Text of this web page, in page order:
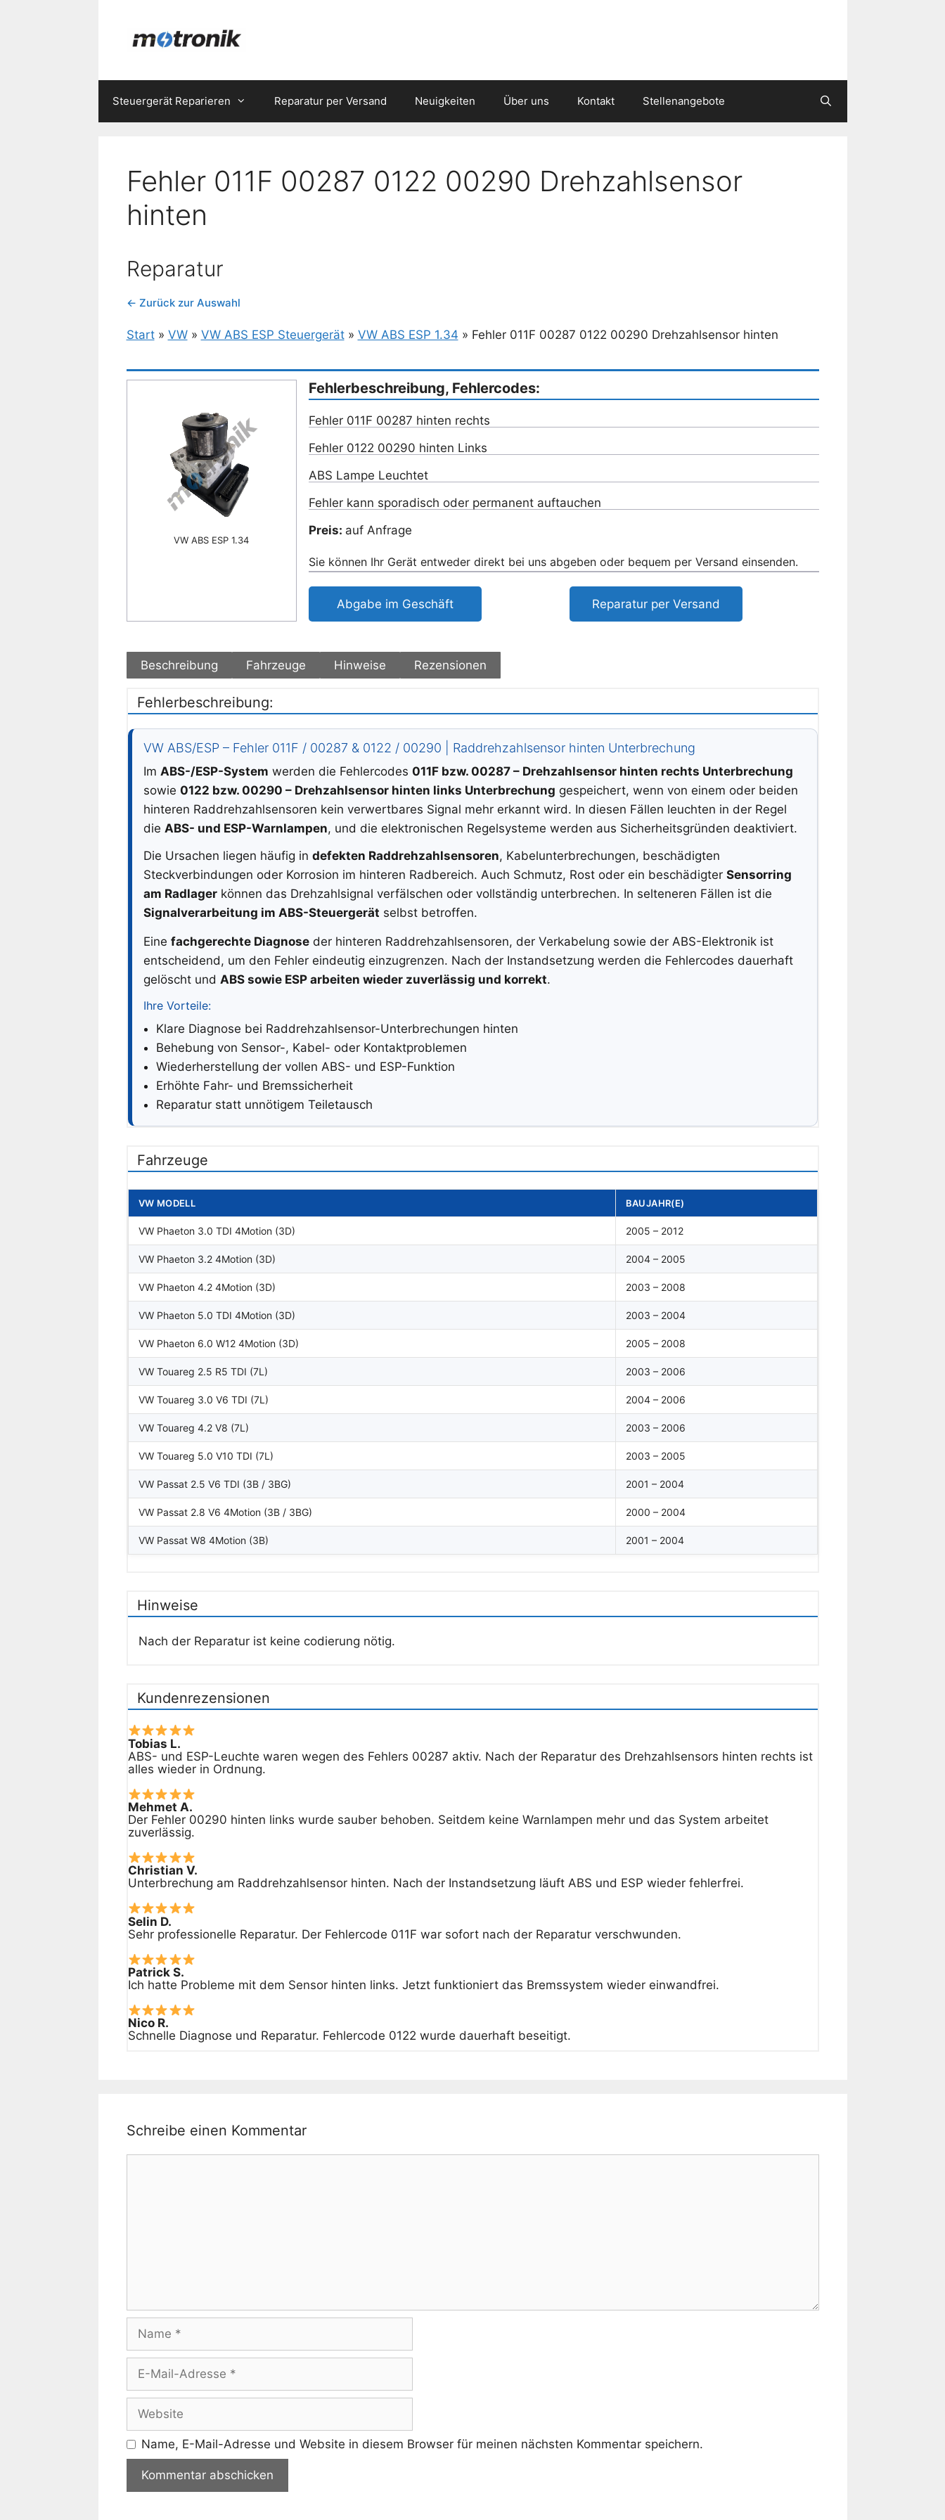
Steuergerät Reparieren Reparatur per Versand Neuigkeiten Über uns Kontakt Stellenangebote
Fehler 011F 00287 0122 00290 Drehzahlsensor
hinten
Reparatur
← Zurück zur Auswahl
Start» VW» VW ABS ESP Steuergerät» VW ABS ESP 1.34 » Fehler 011F 00287 0122 00290 Drehzahlsensor hinten
VW ABS ESP 1.34
Fehlerbeschreibung, Fehlercodes:
Fehler 011F 00287 hinten rechts
Fehler 0122 00290 hinten Links
ABS Lampe Leuchtet
Fehler kann sporadisch oder permanent auftauchen
Preis: auf Anfrage
Sie können Ihr Gerät entweder direkt bei uns abgeben oder bequem per Versand einsenden.
Abgabe im Geschäft Reparatur per Versand
Beschreibung Fahrzeuge Hinweise Rezensionen
Fehlerbeschreibung:
VW ABS/ESP – Fehler 011F / 00287 & 0122 / 00290 | Raddrehzahlsensor hinten Unterbrechung
Im ABS-/ESP-System werden die Fehlercodes 011F bzw. 00287 – Drehzahlsensor hinten rechts Unterbrechung
sowie 0122 bzw. 00290 – Drehzahlsensor hinten links Unterbrechung gespeichert, wenn von einem oder beiden
hinteren Raddrehzahlsensoren kein verwertbares Signal mehr erkannt wird. In diesen Fällen leuchten in der Regel
die ABS- und ESP-Warnlampen, und die elektronischen Regelsysteme werden aus Sicherheitsgründen deaktiviert.
Die Ursachen liegen häufig in defekten Raddrehzahlsensoren, Kabelunterbrechungen, beschädigten
Steckverbindungen oder Korrosion im hinteren Radbereich. Auch Schmutz, Rost oder ein beschädigter Sensorring
am Radlagerkönnen das Drehzahlsignal verfälschen oder vollständig unterbrechen. In selteneren Fällen ist die
Signalverarbeitung im ABS-Steuergerät selbst betroffen.
Eine fachgerechte Diagnoseder hinteren Raddrehzahlsensoren, der Verkabelung sowie der ABS-Elektronik ist
entscheidend, um den Fehler eindeutig einzugrenzen. Nach der Instandsetzung werden die Fehlercodes dauerhaft
gelöscht und ABS sowie ESP arbeiten wieder zuverlässig und korrekt.
Ihre Vorteile:
Klare Diagnose bei Raddrehzahlsensor-Unterbrechungen hinten
Behebung von Sensor-, Kabel- oder Kontaktproblemen
Wiederherstellung der vollen ABS- und ESP-Funktion
Erhöhte Fahr- und Bremssicherheit
Reparatur statt unnötigem Teiletausch
Fahrzeuge
VW MODELL BAUJAHR(E)
VW Phaeton 3.0 TDI 4Motion (3D) 2005 – 2012
VW Phaeton 3.2 4Motion (3D) 2004 – 2005
VW Phaeton 4.2 4Motion (3D) 2003 – 2008
VW Phaeton 5.0 TDI 4Motion (3D) 2003 – 2004
VW Phaeton 6.0 W12 4Motion (3D) 2005 – 2008
VW Touareg 2.5 R5 TDI (7L) 2003 – 2006
VW Touareg 3.0 V6 TDI (7L) 2004 – 2006
VW Touareg 4.2 V8 (7L) 2003 – 2006
VW Touareg 5.0 V10 TDI (7L) 2003 – 2005
VW Passat 2.5 V6 TDI (3B / 3BG) 2001 – 2004
VW Passat 2.8 V6 4Motion (3B / 3BG) 2000 – 2004
VW Passat W8 4Motion (3B) 2001 – 2004
Hinweise
Nach der Reparatur ist keine codierung nötig.
Kundenrezensionen
Tobias L.
ABS- und ESP-Leuchte waren wegen des Fehlers 00287 aktiv. Nach der Reparatur des Drehzahlsensors hinten rechts ist
alles wieder in Ordnung.
Mehmet A.
Der Fehler 00290 hinten links wurde sauber behoben. Seitdem keine Warnlampen mehr und das System arbeitet
zuverlässig.
Christian V.
Unterbrechung am Raddrehzahlsensor hinten. Nach der Instandsetzung läuft ABS und ESP wieder fehlerfrei.
Selin D.
Sehr professionelle Reparatur. Der Fehlercode 011F war sofort nach der Reparatur verschwunden.
Patrick S.
Ich hatte Probleme mit dem Sensor hinten links. Jetzt funktioniert das Bremssystem wieder einwandfrei.
Nico R.
Schnelle Diagnose und Reparatur. Fehlercode 0122 wurde dauerhaft beseitigt.
Schreibe einen Kommentar
Mail-
Adresse
Name, E-Mail-Adresse und Website in diesem Browser für meinen nächsten Kommentar speichern.